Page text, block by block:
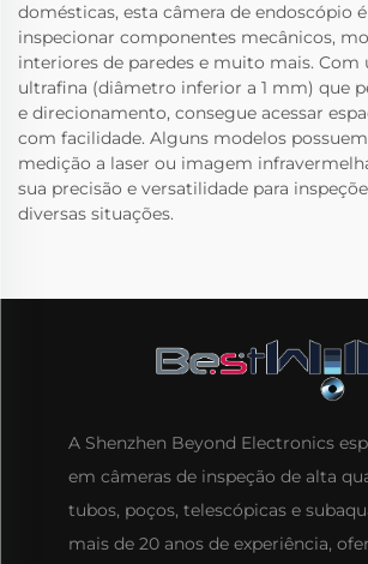
domésticas, esta câmera de endoscópio
inspecionar componentes mecânicos,
interiores de paredes e muito mais. Com
ultrafina (diâmetro inferior a 1 mm) que
e direcionamento, consegue acessar
com facilidade. Alguns modelos
medição a laser ou imagem
sua precisão e versatilidade para
diversas situações.
A Shenzhen Beyond Electronics
em câmeras de inspeção de alta
tubos, poços, telescópicas e
mais de 20 anos de experiência,